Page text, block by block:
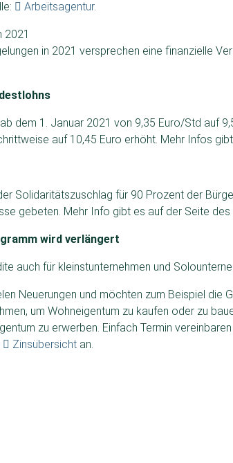
Arbeitsagentur.
in 2021 versprechen eine finanzielle
dem 1. Januar 2021 von 9,35 Euro/Std auf
auf 10,45 Euro erhöht. Mehr Infos
Solidaritätszuschlag für 90 Prozent der
gebeten. Mehr Info gibt es auf der Seite des
wird verlängert
auch für kleinstunternehmen und
Neuerungen und möchten zum Beispiel die
um Wohneigentum zu kaufen oder zu
zu erwerben. Einfach Termin
Zinsübersicht an.